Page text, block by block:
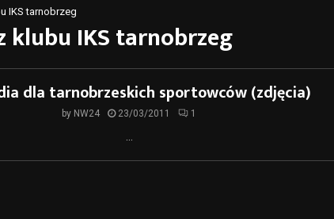
IKS tarnobrzeg
klubu IKS tarnobrzeg
dla tarnobrzeskich sportowców (zdjęcia)
by NW24 23/03/2011 1